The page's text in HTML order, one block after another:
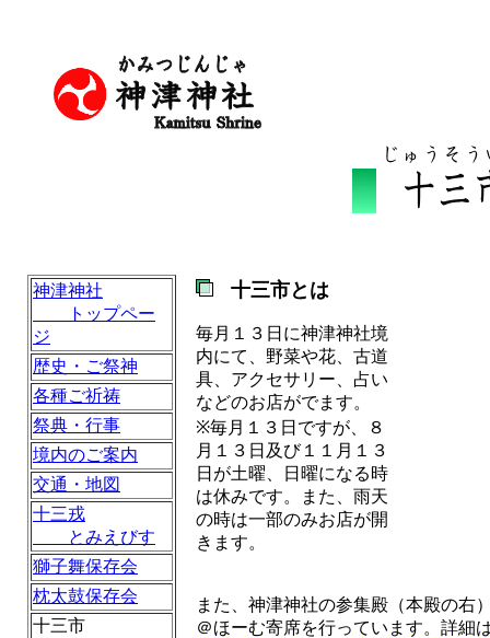
神津神社
トップペー
ジ
歴史・ご祭神
各種ご祈祷
祭典・行事
境内のご案内
交通・地図
十三戎
とみえびす
獅子舞保存会
枕太鼓保存会
十三市
十三市とは
毎月１３日に神津神社境
内にて、野菜や花、古道
具、アクセサリー、占い
などのお店がでます。
※毎月１３日ですが、８
月１３日及び１１月１３
日が土曜、日曜になる時
は休みです。また、雨天
の時は一部のみお店が開
きます。
また、神津神社の参集殿（本殿の右
＠ほーむ寄席を行っています。詳細